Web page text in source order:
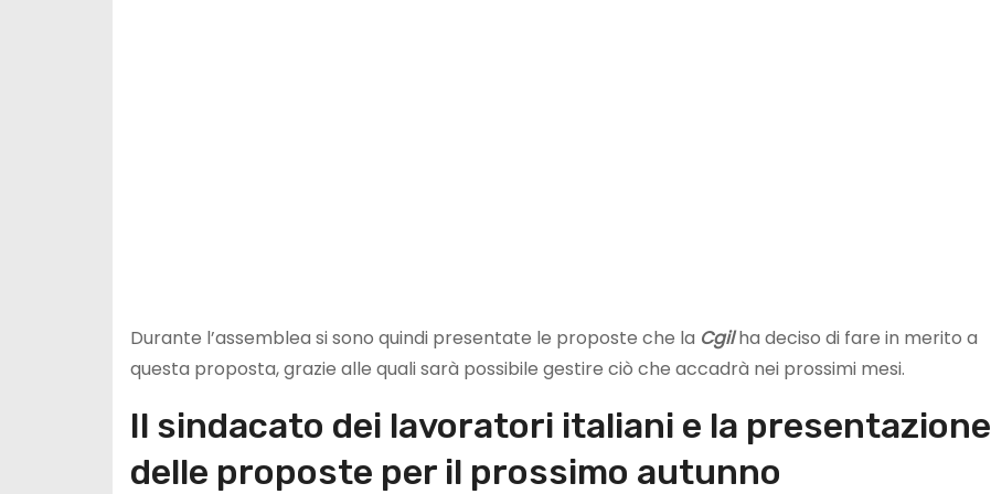
Durante l’assemblea si sono quindi presentate le proposte che la Cgilha deciso di fare in merito a
questa proposta, grazie alle quali sarà possibile gestire ciò che accadrà nei prossimi mesi.
Il sindacato dei lavoratori italiani e la presentazione
delle proposte per il prossimo autunno